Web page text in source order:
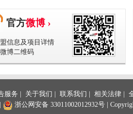
官方微博 ›
信息及项目详情
博二维码
服务 关于我们 |联系我们 |相关法律 |
浙公网安备 33011002012932号 |